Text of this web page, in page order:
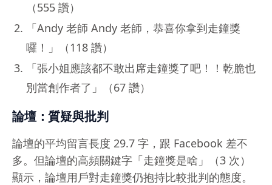
（555 讚）
「Andy 老師 Andy 老師，恭喜你拿到走鐘獎
囉！」（118 讚）
「張小姐應該都不敢出席走鐘獎了吧！！乾脆也
別當創作者了」（67 讚）
論壇：質疑與批判
論壇的平均留言長度 29.7 字，跟 Facebook 差不
多。但論壇的高頻關鍵字「走鐘獎是啥」（3 次）
顯示，論壇用戶對走鐘獎仍抱持比較批判的態度。